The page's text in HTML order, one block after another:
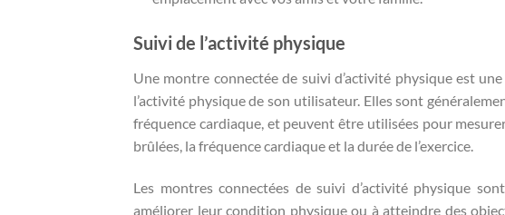
Suivi de l’activité physique
Une montre connectée de suivi d’activité physique est
l’activité physique de son utilisateur. Elles sont
fréquence cardiaque, et peuvent être utilisées pour
brûlées, la fréquence cardiaque et la durée de l’exercice.
Les montres connectées de suivi d’activité physique
améliorer leur condition physique ou à atteindre des